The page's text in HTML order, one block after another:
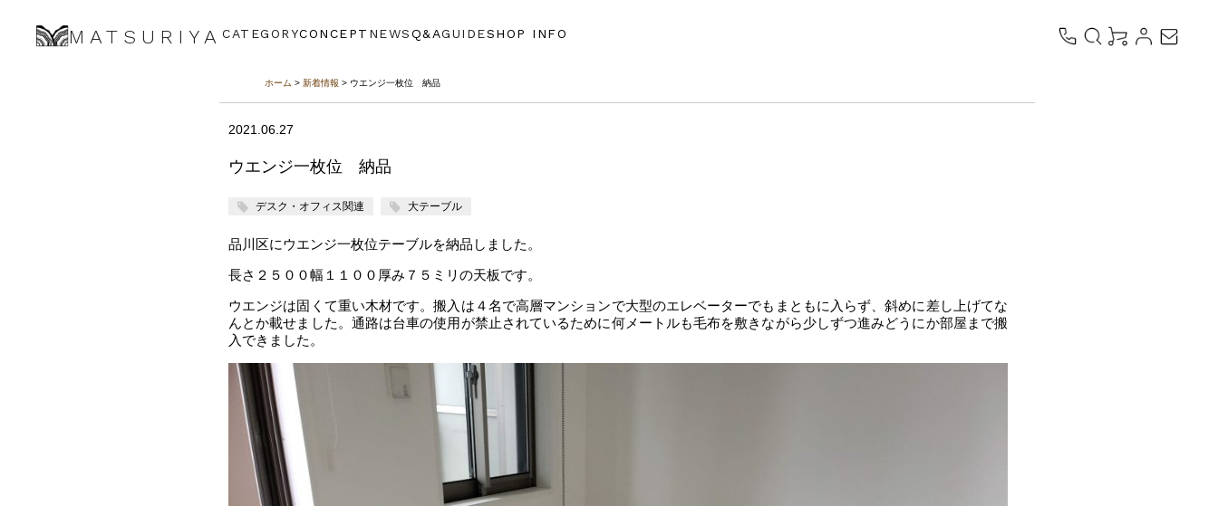
MATSURIYA CATEGORYCONCEPT NEWSQ&AGUIDESHOP INFO
ホーム > 新着情報 > ウエンジ一枚位 納品
2021.06.27
ウエンジ一枚位 納品
デスク・オフィス関連 大テーブル
品川区にウエンジ一枚位テーブルを納品しました。
長さ２５００幅１１００厚み７５ミリの天板です。
ウエンジは固くて重い木材です。搬入は４名で高層マンションで大型のエレベーターでもまともに入らず、斜めに差し上げてな
んとか載せました。通路は台車の使用が禁止されているために何メートルも毛布を敷きながら少しずつ進みどうにか部屋まで搬
入できました。